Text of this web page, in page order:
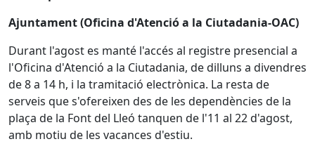
Ajuntament (Oficina d'Atenció a la Ciutadania-OAC)
Durant l'agost es manté l'accés al registre presencial a
l'Oficina d'Atenció a la Ciutadania, de dilluns a divendres
de 8 a 14 h, i la tramitació electrònica. La resta de
serveis que s'ofereixen des de les dependències de la
plaça de la Font del Lleó tanquen de l'11 al 22 d'agost,
amb motiu de les vacances d'estiu.